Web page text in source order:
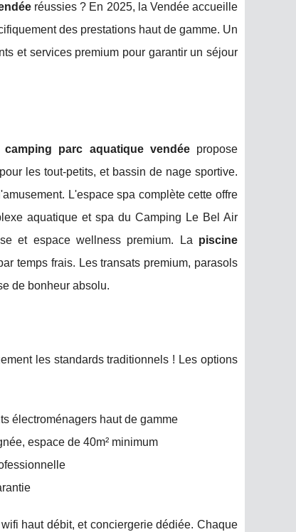
réussies ? En 2025, la Vendée accueille
des prestations haut de gamme. Un
et services premium pour garantir un séjour
camping parc aquatique vendéepropose
les tout-petits, et bassin de nage sportive.
L'espace spa complète cette offre
aquatique et spa du Camping Le Bel Air
et espace wellness premium. La piscine
temps frais. Les transats premium, parasols
de bonheur absolu.
les standards traditionnels ! Les options
électroménagers haut de gamme
espace de 40m² minimum
haut débit, et conciergerie dédiée. Chaque